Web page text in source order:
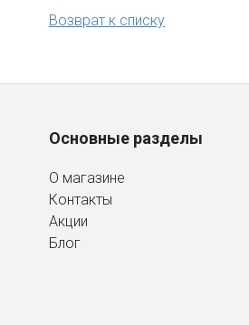
Возврат к списку
Основные разделы
О магазине
Контакты
Акции
Блог